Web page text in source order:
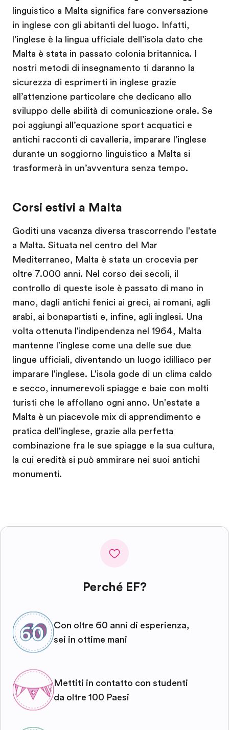
linguistico a Malta significa fare conversazione
in inglese con gli abitanti del luogo. Infatti,
l’inglese è la lingua ufficiale dell’isola dato che
Malta è stata in passato colonia britannica. I
nostri metodi di insegnamento ti daranno la
sicurezza di esprimerti in inglese grazie
all’attenzione particolare che dedicano allo
sviluppo delle abilità di comunicazione orale. Se
poi aggiungi all’equazione sport acquatici e
antichi racconti di cavalleria, imparare l’inglese
durante un soggiorno linguistico a Malta si
trasformerà in un’avventura senza tempo.
Corsi estivi a Malta
Goditi una vacanza diversa trascorrendo l'estate
a Malta. Situata nel centro del Mar
Mediterraneo, Malta è stata un crocevia per
oltre 7.000 anni. Nel corso dei secoli, il
controllo di queste isole è passato di mano in
mano, dagli antichi fenici ai greci, ai romani, agli
arabi, ai bonapartisti e, infine, agli inglesi. Una
volta ottenuta l'indipendenza nel 1964, Malta
mantenne l'inglese come una delle sue due
lingue ufficiali, diventando un luogo idilliaco per
imparare l'inglese. L'isola gode di un clima caldo
e secco, innumerevoli spiagge e baie con molti
turisti che le affollano ogni anno. Un'estate a
Malta è un piacevole mix di apprendimento e
pratica dell'inglese, grazie alla perfetta
combinazione fra le sue spiagge e la sua cultura,
la cui eredità si può ammirare nei suoi antichi
monumenti.
Perché EF?
Con oltre 60 anni di esperienza,
sei in ottime mani
Mettiti in contatto con studenti
da oltre 100 Paesi